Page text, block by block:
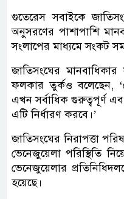
গুতেরেস সবাইকে
অনুসরণের পাশাপাশি
সংলাপের মাধ্যমে সংকট
জাতিসংঘের
ফলকার তুর্কও বলেছেন,
এখন সর্বাধিক গুরুত্বপূর্ণ
এটি নির্ধারণ করবে।’
জাতিসংঘের নিরাপত্তা
ভেনেজুয়েলা পরিস্থিতি
ভেনেজুয়েলার
হয়েছে।